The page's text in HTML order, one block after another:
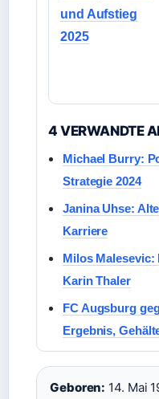
und Aufstieg
2025
4 VERWANDTE
Michael Burry:
Strategie 2024
Janina Uhse:
Karriere
Milos
Karin Thaler
FC Augsburg
Ergebnis,
Geboren: 14. Mai